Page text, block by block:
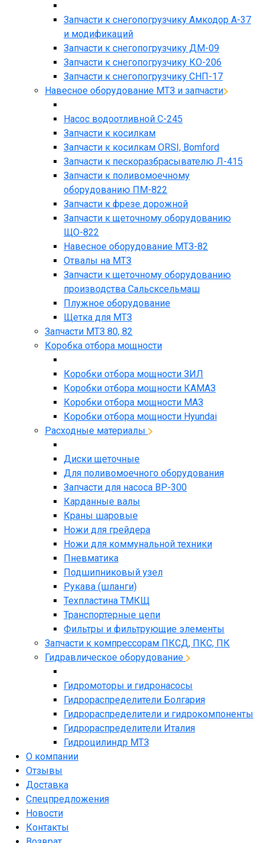
Запчасти к снегопогрузчику Амкодор А-37
и модификаций
Запчасти к снегопогрузчику ДМ-09
Запчасти к снегопогрузчику КО-206
Запчасти к снегопогрузчику СНП-17
Навесное оборудование МТЗ и запчасти
Насос водоотливной С-245
Запчасти к косилкам
Запчасти к косилкам ORSI, Bomford
Запчасти к пескоразбрасывателю Л-415
Запчасти к поливомоечному
оборудованию ПМ-822
Запчасти к фрезе дорожной
Запчасти к щеточному оборудованию
ЩО-822
Навесное оборудование МТЗ-82
Отвалы на МТЗ
Запчасти к щеточному оборудованию
производства Сальсксельмаш
Плужное оборудование
Щетка для МТЗ
Запчасти МТЗ 80, 82
Коробка отбора мощности
Коробки отбора мощности ЗИЛ
Коробки отбора мощности КАМАЗ
Коробки отбора мощности МАЗ
Коробки отбора мощности Hyundai
Расходные материалы
Диски щеточные
Для поливомоечного оборудования
Запчасти для насоса BP-300
Карданные валы
Краны шаровые
Ножи для грейдера
Ножи для коммунальной техники
Пневматика
Подшипниковый узел
Рукава (шланги)
Техпластина ТМКЩ
Транспортерные цепи
Фильтры и фильтрующие элементы
Запчасти к компрессорам ПКСД, ПКС, ПК
Гидравлическое оборудование
Гидромоторы и гидронасосы
Гидрораспределители Болгария
Гидрораспределители и гидрокомпоненты
Гидрораспределители Италия
Гидроцилиндр МТЗ
О компании
Отзывы
Доставка
Спецпредложения
Новости
Контакты